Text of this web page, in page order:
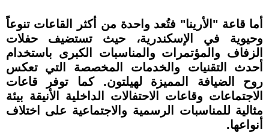
أما قاعة "الأرينا" فتُعد واحدة من أكثر القاعات تنوعاً
وحيوية في الإسكندرية، حيث تستضيف حفلات
الزفاف والمؤتمرات والمناسبات الكبرى باستخدام
أحدث التقنيات والخدمات المخصصة التي تعكس
روح الضيافة المميزة لهيلتون. كما توفر قاعات
الاجتماعات وقاعات الاحتفالات الداخلية الأنيقة بيئة
مثالية للمناسبات الرسمية والاجتماعية على اختلاف
أنواعها.